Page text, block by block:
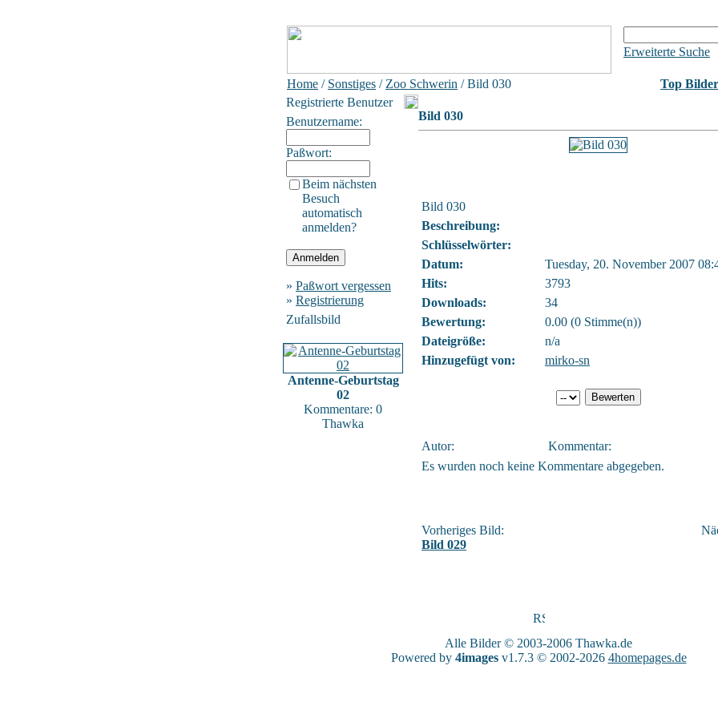
Erweiterte Suche
Home / Sonstiges / Zoo Schwerin / Bild 030 Top Bilder
Registrierte Benutzer
Benutzername:
Paßwort:
Beim nächsten
Besuch
automatisch
anmelden?
» Paßwort vergessen
» Registrierung
Zufallsbild
Antenne-Geburtstag
02
Kommentare: 0
Thawka
Bild 030
Bild 030
Beschreibung:
Schlüsselwörter:
Datum:
Tuesday, 20. November 2007
Hits:
3793
Downloads:
34
Bewertung:
0.00 (0 Stimme(n))
Dateigröße:
n/a
Hinzugefügt von:
mirko-sn
Autor:
Kommentar:
Es wurden noch keine Kommentare abgegeben.
Vorheriges Bild:
Bild 029
Alle Bilder © 2003-2006 Thawka.de
Powered by 4imagesv1.7.3 © 2002-2026 4homepages.de